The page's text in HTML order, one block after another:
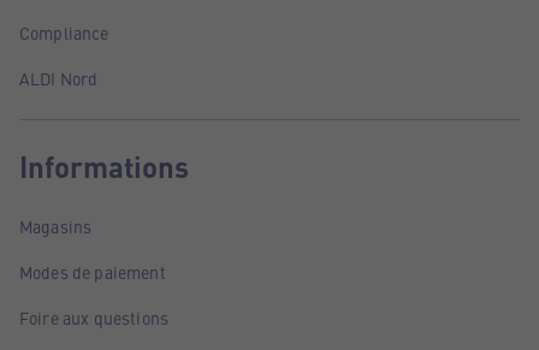
Compliance
ALDI Nord
Informations
Magasins
Modes de paiement
Foire aux questions